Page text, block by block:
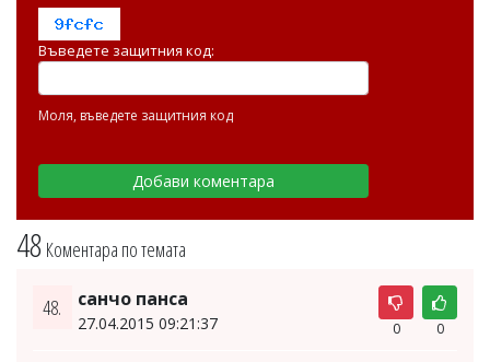
48 Коментара по темата
48. санчо панса
27.04.2015 09:21:37 0 0
Въведете защитния код:
Моля, въведете защитния код